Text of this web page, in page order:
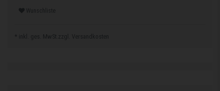
Wunschliste
* inkl. ges. MwSt.zzgl. Versandkosten